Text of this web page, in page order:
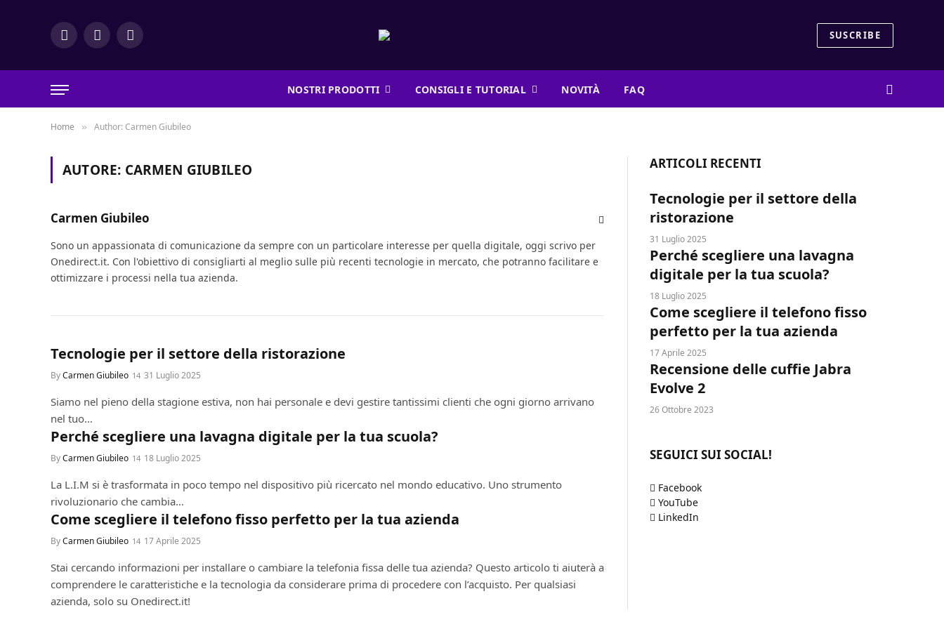
FacebookYouTubeLinkedIn SUSCRIBE
NOSTRI PRODOTTI CONSIGLI E TUTORIAL NOVITÀ FAQ
Home » Author: Carmen Giubileo
AUTORE: CARMEN GIUBILEO
Carmen Giubileo
Sono un appassionata di comunicazione da sempre con un particolare interesse per quella digitale, oggi scrivo per
Onedirect.it. Con l'obiettivo di consigliarti al meglio sulle più recenti tecnologie in mercato, che potranno facilitare e
ottimizzare i processi nella tua azienda.
Tecnologie per il settore della ristorazione
ByCarmen Giubileo 31 Luglio 2025
Siamo nel pieno della stagione estiva, non hai personale e devi gestire tantissimi clienti che ogni giorno arrivano
nel tuo…
CONFERENZA
Perché scegliere una lavagna digitale per la tua scuola?
ByCarmen Giubileo 18 Luglio 2025
La L.I.M si è trasformata in poco tempo nel dispositivo più ricercato nel mondo educativo. Uno strumento
rivoluzionario che cambia…
GUIDE E TUTORIAL
Come scegliere il telefono fisso perfetto per la tua azienda
ByCarmen Giubileo 17 Aprile 2025
Stai cercando informazioni per installare o cambiare la telefonia fissa delle tua azienda? Questo articolo ti aiuterà a
comprendere le caratteristiche e la tecnologia da considerare prima di procedere con l’acquisto. Per qualsiasi
azienda, solo su Onedirect.it!
ARTICOLI RECENTI
Tecnologie per il settore della
ristorazione
31 Luglio 2025
Perché scegliere una lavagna
digitale per la tua scuola?
18 Luglio 2025
Come scegliere il telefono fisso
perfetto per la tua azienda
17 Aprile 2025
Recensione delle cuffie Jabra
Evolve 2
26 Ottobre 2023
SEGUICI SUI SOCIAL!
Facebook
YouTube
LinkedIn